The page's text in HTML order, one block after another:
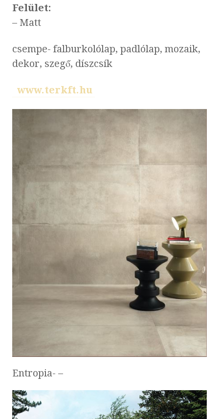
Felület:
– Matt
csempe- falburkolólap, padlólap, mozaik,
dekor, szegő, díszcsík
www.terkft.hu
Entropia- –